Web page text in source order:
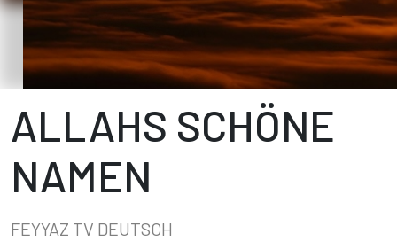
ALLAHS SCHÖNE
NAMEN
FEYYAZ TV DEUTSCH